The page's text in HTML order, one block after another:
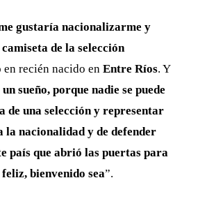
gustaría nacionalizarme y
de la selección
en recién nacido en Entre Ríos. Y
sueño, porque nadie se puede
de una selección y representar
la nacionalidad y de defender
país que abrió las puertas para
bienvenido sea”.